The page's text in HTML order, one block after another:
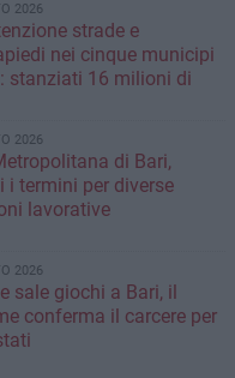
2026
strade e
nei cinque municipi
stanziati 16 milioni di
2026
di Bari,
i termini per diverse
lavorative
2026
sale giochi a Bari, il
conferma il carcere per